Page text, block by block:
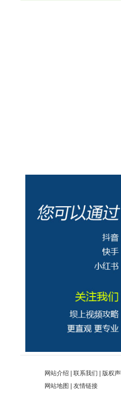
网站介绍 联系我们
版权声
网站地图
友情链接